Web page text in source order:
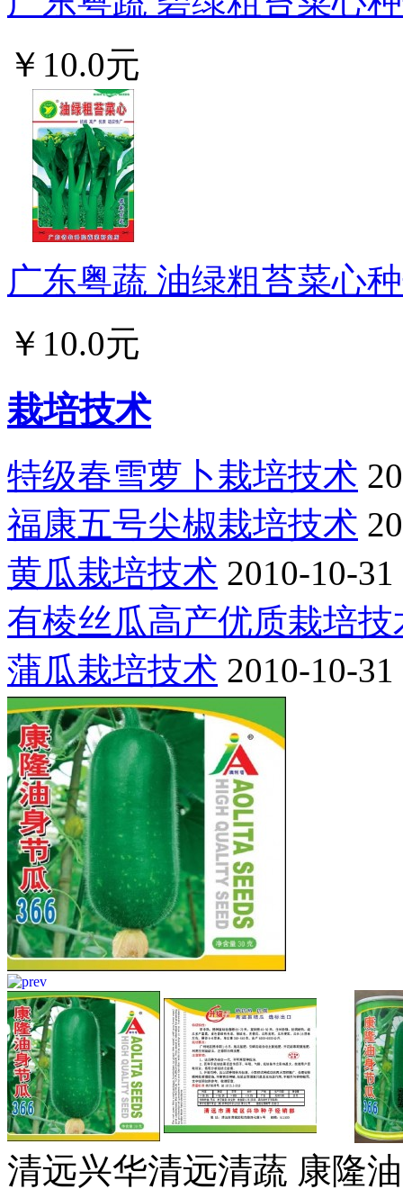
￥10.0元
广东粤蔬 油绿粗苔菜心
￥10.0元
栽培技术
特级春雪萝卜栽培技术
福康五号尖椒栽培技术
黄瓜栽培技术 2010-10-31
有棱丝瓜高产优质栽培技
蒲瓜栽培技术 2010-10-31
清远兴华清远清蔬 康隆